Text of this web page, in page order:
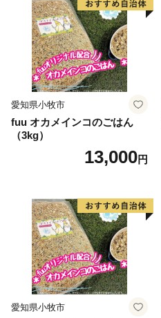
愛知県小牧市
fuu オカメインコのごはん
（3kg）
13,000円
愛知県小牧市